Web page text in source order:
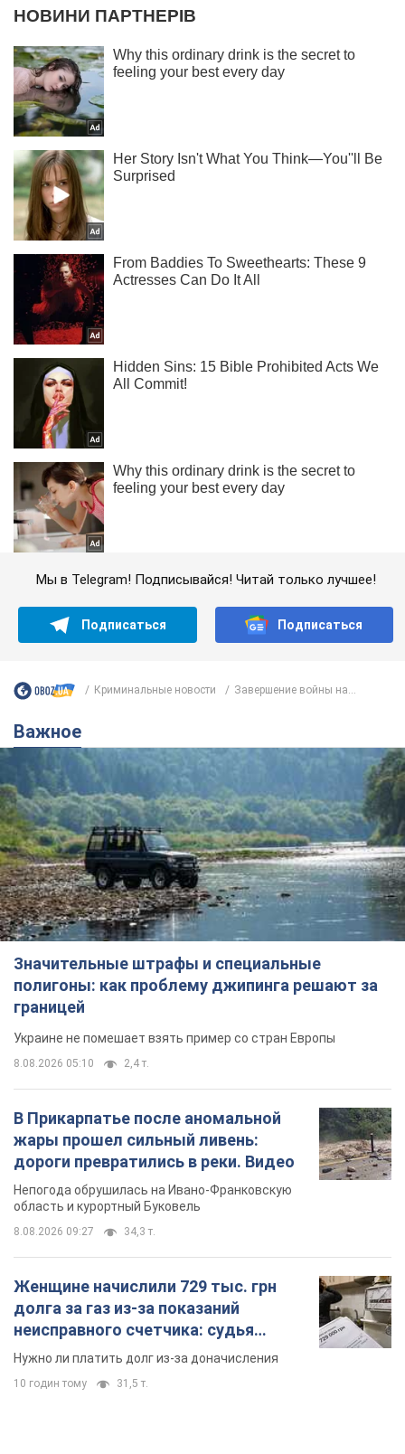
Мы в Telegram! Подписывайся! Читай только лучшее!
Подписаться Подписаться
Криминальные новости Завершение войны на...
Важное
Значительные штрафы и специальные
полигоны: как проблему джипинга решают за
границей
Украине не помешает взять пример со стран Европы
8.08.2026 05:10 2,4 т.
В Прикарпатье после аномальной
жары прошел сильный ливень:
дороги превратились в реки. Видео
Непогода обрушилась на Ивано-Франковскую
область и курортный Буковель
8.08.2026 09:27 34,3 т.
Женщине начислили 729 тыс. грн
долга за газ из-за показаний
неисправного счетчика: судья
вынес неожиданное решение
Нужно ли платить долг из-за доначисления
10 годин тому 31,5 т.